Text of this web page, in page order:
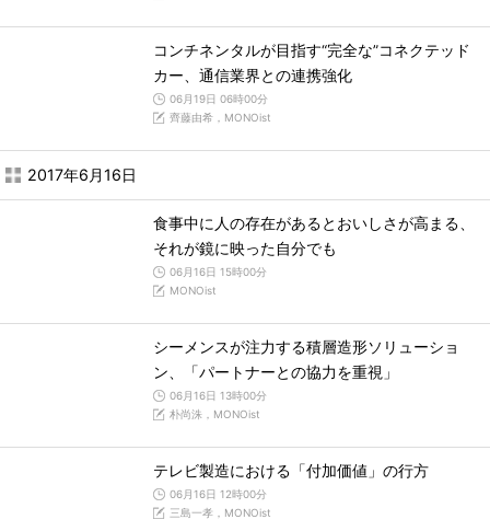
コンチネンタルが目指す“完全な”コネクテッド
カー、通信業界との連携強化
06月19日 06時00分
齊藤由希，MONOist
2017年6月16日
食事中に人の存在があるとおいしさが高まる、
それが鏡に映った自分でも
06月16日 15時00分
MONOist
シーメンスが注力する積層造形ソリューショ
ン、「パートナーとの協力を重視」
06月16日 13時00分
朴尚洙，MONOist
テレビ製造における「付加価値」の行方
06月16日 12時00分
三島一孝，MONOist